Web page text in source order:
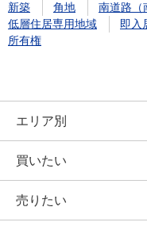
新築
角地
南道路（
低層住居専用地域
即入
所有権
エリア別
買いたい
売りたい